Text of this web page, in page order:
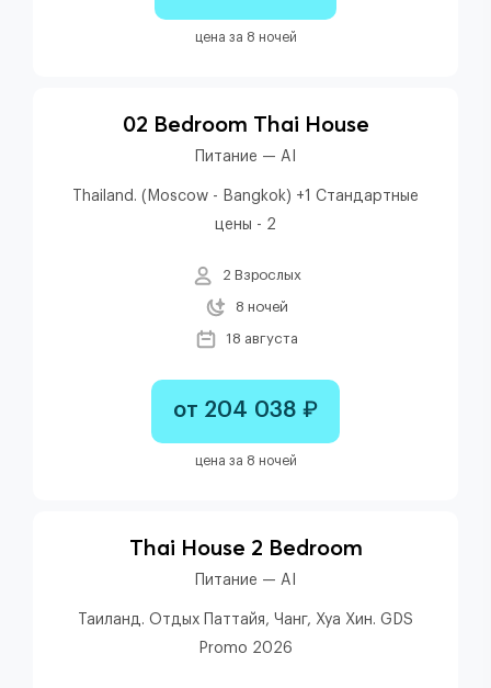
цена за 8 ночей
02 Bedroom Thai House
Питание — AI
Thailand. (Moscow - Bangkok) +1 Стандартные
цены - 2
2 Взрослых
8 ночей
18 августа
от 204 038 ₽
цена за 8 ночей
Thai House 2 Bedroom
Питание — AI
Таиланд. Отдых Паттайя, Чанг, Хуа Хин. GDS
Promo 2026